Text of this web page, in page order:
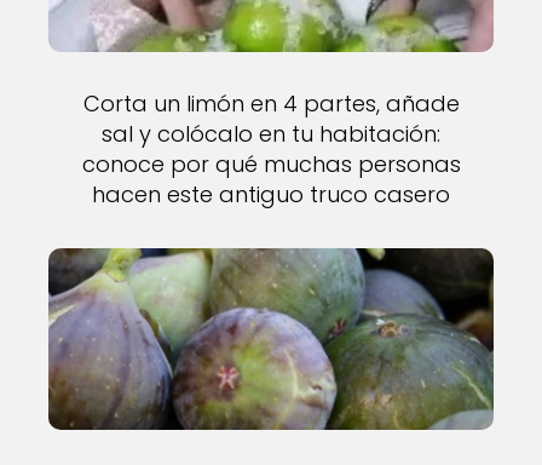
Corta un limón en 4 partes, añade
sal y colócalo en tu habitación:
conoce por qué muchas personas
hacen este antiguo truco casero